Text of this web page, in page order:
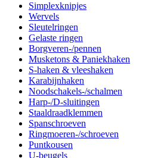
Simplexknipjes
Wervels
Sleutelringen
Gelaste ringen
Borgveren-/pennen
Musketons & Paniekhaken
S-haken & vleeshaken
Karabijnhaken
Noodschakels-/schalmen
Harp-/D-sluitingen
Staaldraadklemmen
Spanschroeven
Ringmoeren-/schroeven
Puntkousen
U-beugels